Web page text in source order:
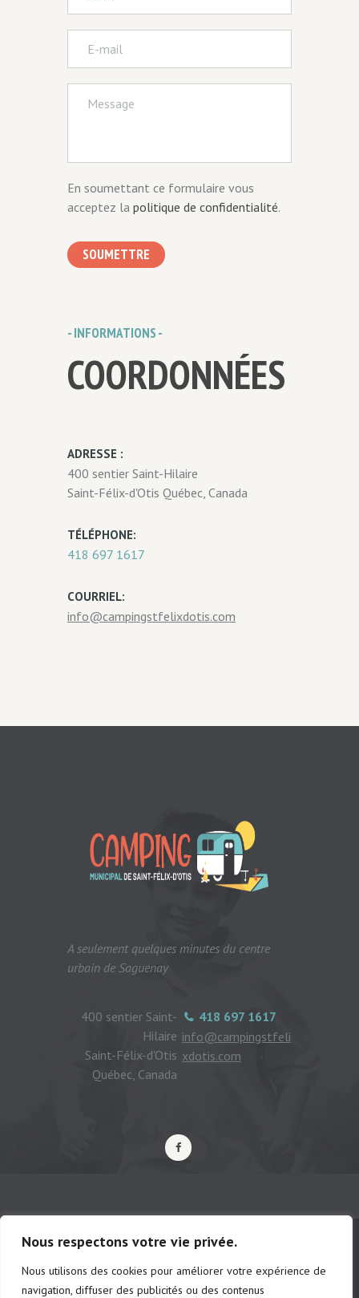
Nous respectons votre vie privée.
Nous utilisons des cookies pour améliorer votre expérience de
navigation, diffuser des publicités ou des contenus
En soumettant ce formulaire vous
acceptez la politique de confidentialité.
SOUMETTRE
- INFORMATIONS -
COORDONNÉES
ADRESSE :
400 sentier Saint-Hilaire
Saint-Félix-d'Otis Québec, Canada
TÉLÉPHONE:
418 697 1617
COURRIEL:
info@campingstfelixdotis.com
A seulement quelques minutes du centre
urbain de Saguenay
418 697 1617
info@campingstfeli
xdotis.com
400 sentier Saint-
Hilaire
Saint-Félix-d'Otis
Québec, Canada
© Camping municipal de St-Félix d'Otis,